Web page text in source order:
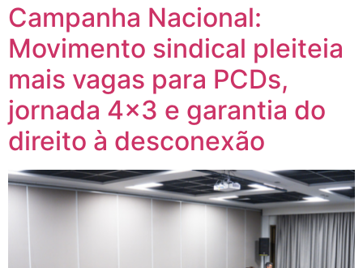
Campanha Nacional:
Movimento sindical pleiteia
mais vagas para PCDs,
jornada 4×3 e garantia do
direito à desconexão